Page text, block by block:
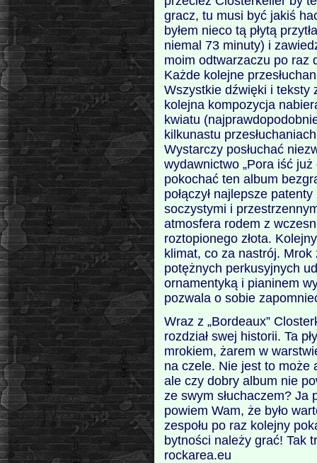
gracz, tu musi być jakiś
byłem nieco tą płytą
niemal 73 minuty) i
moim odtwarzaczu po raz
Każde kolejne
Wszystkie dźwięki i teksty
kolejna kompozycja
kwiatu
kilkunastu
Wystarczy posłuchać
wydawnictwo „Pora iść
pokochać ten album
połączył najlepsze
soczystymi i
atmosfera rodem z
roztopionego złota.
klimat, co za nastrój.
potężnych perkusyjnych
ornamentyką i pianinem
pozwala o sobie
Wraz z „Bordeaux”
rozdział swej historii. Ta
mrokiem, żarem w
na czele. Nie jest to może
ale czy dobry album nie
ze swym słuchaczem? Ja
powiem Wam, że było
zespołu po raz kolejny
bytności należy grać! Tak
rockarea.eu